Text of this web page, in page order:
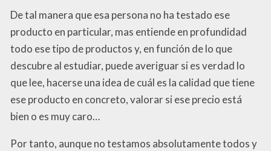
De tal manera que esa persona no ha testado ese
producto en particular, mas entiende en profundidad
todo ese tipo de productos y, en función de lo que
descubre al estudiar, puede averiguar si es verdad lo
que lee, hacerse una idea de cuál es la calidad que tiene
ese producto en concreto, valorar si ese precio está
bien o es muy caro…
Por tanto, aunque no testamos absolutamente todos y